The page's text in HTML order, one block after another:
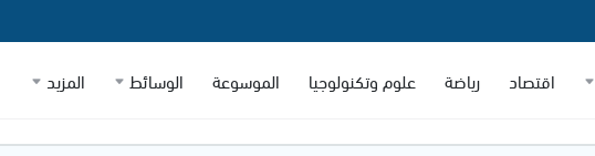
اقتصاد رياضة علوم وتكنولوجيا الموسوعة الوسائط المزيد